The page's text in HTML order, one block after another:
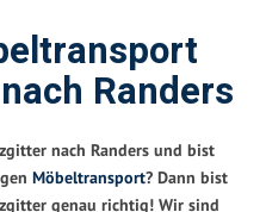
Randers
nach Randers und bist
Möbeltransport? Dann bist
genau richtig! Wir sind